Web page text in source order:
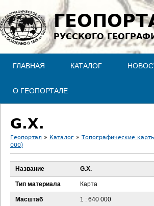
Jump to navigation
РУССКОГО
ГЛАВНАЯ КАТАЛОГ
О ГЕОПОРТАЛЕ
G.X.
В
ы
з
Геопортал » Каталог » Топографические
000)
Название G.X.
Тип материала Карта
Масштаб 1 : 640 000